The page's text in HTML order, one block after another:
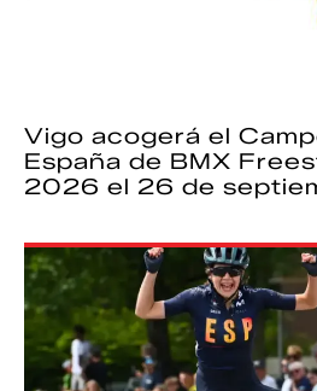
Vigo acogerá el
España de BMX
2026 el 26 de